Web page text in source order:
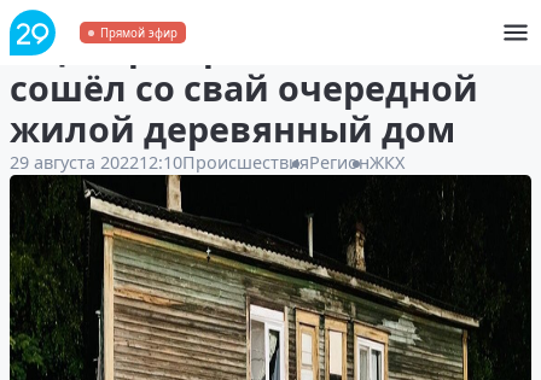
Прямой эфир
В центре Архангельска
сошёл со свай очередной
жилой деревянный дом
29 августа 202212:10ПроисшествияРегионЖКХ